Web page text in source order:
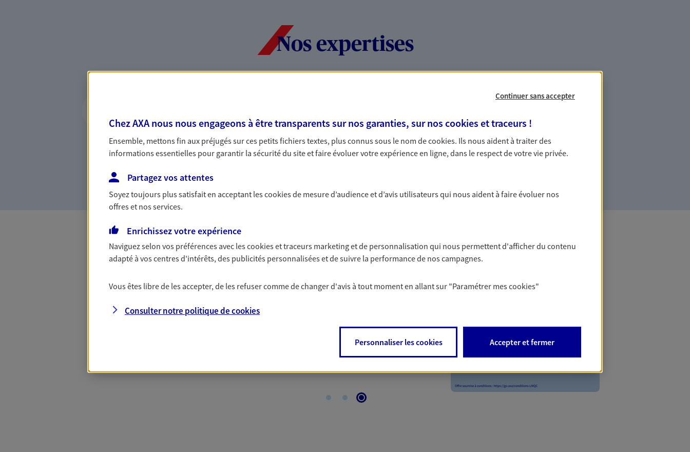
Nos expertises
votre vie, c'est ainsi que nous concevons notre métier : dans
la confiance et la proximité. C'est en apprenant à vous
Accompagner les professionnels et les
bâtissons ensemble des solutions cohérentes pour protéger
votre activité, vos collaborateurs... mais aussi vous-même et
Les Mois Qui Comptent
Avec l'offre Les Mois Qui Comptent, lorsque vous souscrivez 2, 3, 4 ou même 5 contrats, vous
la limite de 300 €. Offre soumise à conditions. Contactez notre Agence, ou retrouvez plus
Continuer sans accepter
Chez AXA nous nous engageons à être transparents sur nos garanties, sur nos cookies et traceurs !
Ensemble, mettons fin aux préjugés sur ces petits fichiers textes, plus connus sous le nom decookies. Ils nous aident à traiter des
informations essentielles pour garantir la sécurité du site et faire évoluer votre expérience en ligne, dans le respect de votre vie privée.
Partagez vos attentes
Soyez toujours plus satisfait en acceptant lescookiesde mesure d’audience et d’avis utilisateurs qui nous aident à faire évoluer nos
offres et nos services.
Enrichissez votre expérience
Naviguez selon vos préférences avec lescookies et traceurs marketing et de personnalisation qui nous permettent d'afficher du contenu
adapté à vos centres d'intérêts, des publicités personnalisées et de suivre la performance de nos campagnes.
Vous êtes libre de les accepter, de les refuser comme de changer d'avis à tout moment en allant sur "Paramétrer mescookies"
Consulter notre politique decookies
Personnaliser les cookies Accepter et fermer